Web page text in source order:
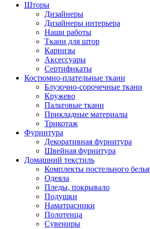
Шторы
Дизайнеры
Дизайнеры интерьера
Наши работы
Ткани для штор
Карнизы
Аксессуары
Сертификаты
Костюмно-плательные ткани
Блузочно-сорочечные ткани
Кружево
Пальтовые ткани
Прикладные материалы
Трикотаж
Фурнитура
Декоративная фурнитура
Швейная фурнитура
Домашний текстиль
Комплекты постельного белья
Одеяла
Пледы, покрывало
Подушки
Наматрасники
Полотенца
Сувениры